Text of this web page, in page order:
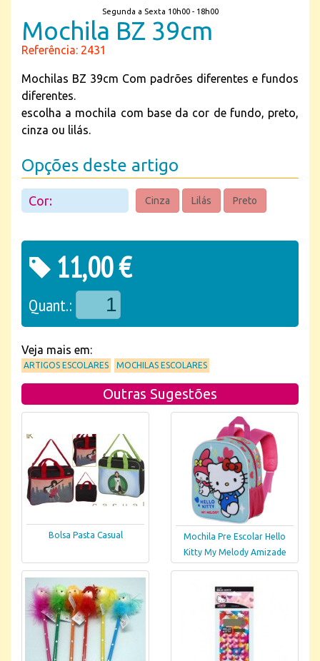
Segunda a Sexta 10h00 - 18h00
Mochila BZ 39cm
Referência: 2431
Mochilas BZ 39cm Com padrões diferentes e fundos
diferentes.
escolha a mochila com base da cor de fundo, preto,
cinza ou lilás.
Opções deste artigo
Cor: Cinza Lilás Preto
11,00 €
Quant.:
Veja mais em:
ARTIGOS ESCOLARES MOCHILAS ESCOLARES
Outras Sugestões
Bolsa Pasta Casual
Mochila Pre Escolar Hello
Kitty My Melody Amizade